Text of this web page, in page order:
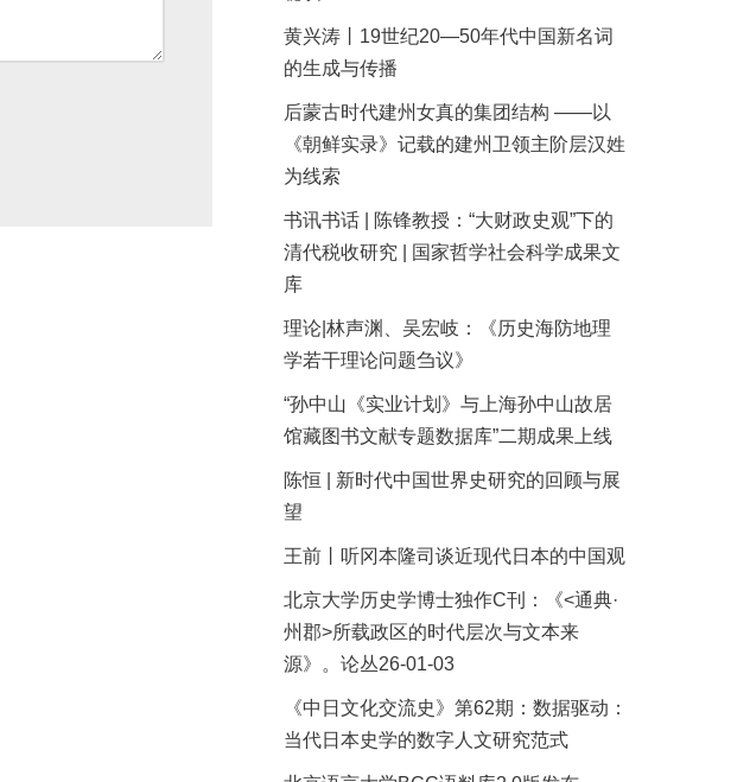
黄兴涛丨19世纪20—50年代中国新名词
的生成与传播
后蒙古时代建州女真的集团结构 ——以
《朝鲜实录》记载的建州卫领主阶层汉姓
为线索
书讯书话 | 陈锋教授：“大财政史观”下的
清代税收研究 | 国家哲学社会科学成果文
库
理论|林声渊、吴宏岐：《历史海防地理
学若干理论问题刍议》
“孙中山《实业计划》与上海孙中山故居
馆藏图书文献专题数据库”二期成果上线
陈恒 | 新时代中国世界史研究的回顾与展
望
王前丨听冈本隆司谈近现代日本的中国观
北京大学历史学博士独作C刊：《<通典·
州郡>所载政区的时代层次与文本来
源》。论丛26-01-03
《中日文化交流史》第62期：数据驱动：
当代日本史学的数字人文研究范式